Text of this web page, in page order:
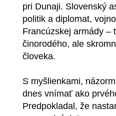
pri Dunaji. Slovenský
politik a diplomat,
Francúzskej armády –
činorodého, ale
človeka.
S myšlienkami,
dnes vnímať ako
Predpokladal, že